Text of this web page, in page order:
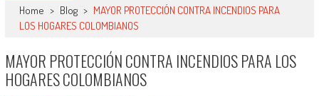
Home > Blog > MAYOR PROTECCIÓN CONTRA INCENDIOS PARA
LOS HOGARES COLOMBIANOS
MAYOR PROTECCIÓN CONTRA INCENDIOS PARA LOS
HOGARES COLOMBIANOS